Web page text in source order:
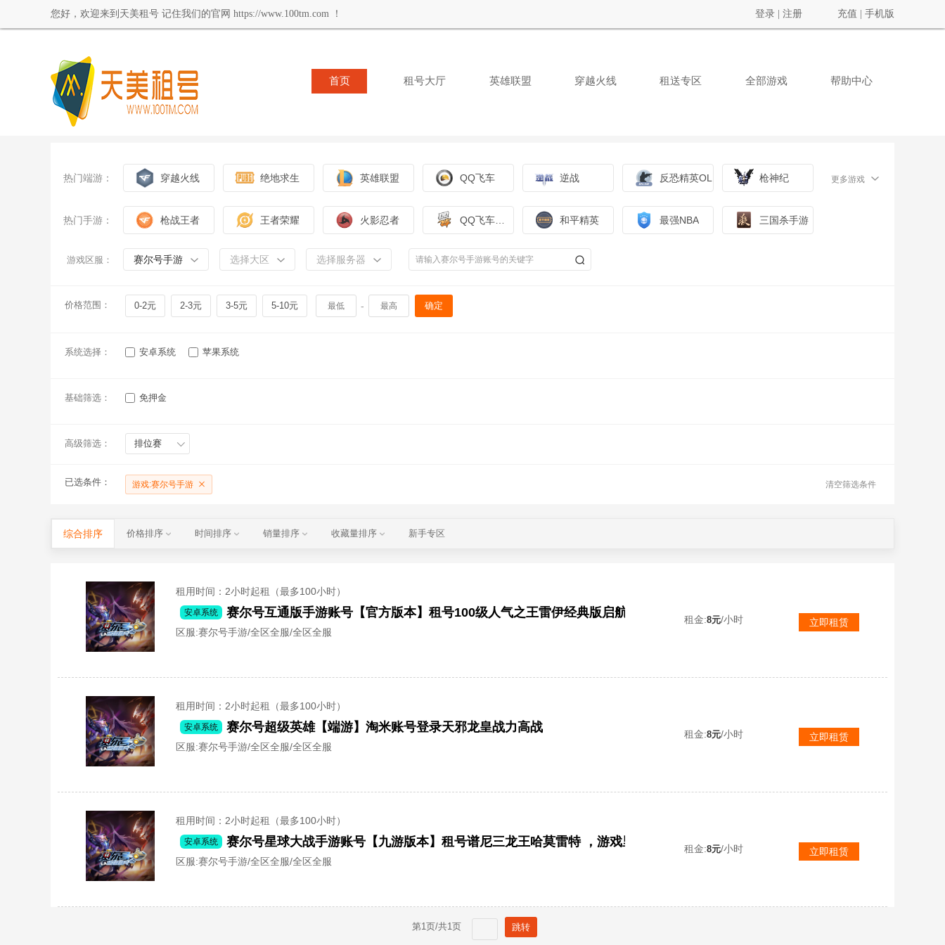
您好，欢迎来到天美租号 记住我们的官网 https://www.100tm.com ！ 登录 注册 充值 手机版
首页 租号大厅 英雄联盟 穿越火线 租送专区 全部游戏 帮助中心
热门端游： 穿越火线 绝地求生 英雄联盟 QQ飞车 逆战 反恐精英OL 枪神纪 更多游戏
热门手游： 枪战王者 王者荣耀 火影忍者 和平精英 最强NBA 三国杀手游
游戏区服： 赛尔号手游 选择大区 选择服务器
价格范围： 0-2元 2-3元 3-5元 5-10元 - 确定
系统选择： 安卓系统 苹果系统
基础筛选： 免押金
高级筛选： 排位赛
已选条件： 游戏:赛尔号手游 清空筛选条件
综合排序 价格排序 时间排序 销量排序 收藏量排序 新手专区
租用时间 ：2小时起租（最多100小时）
安卓系统 赛尔号互通版手游账号【官方版本】租号100级人气之王雷伊经典版启航 10只
区服:赛尔号手游/全区全服/全区全服
租金:8元/小时 立即租赁
租用时间 ：2小时起租（最多100小时）
安卓系统 赛尔号超级英雄【端游】淘米账号登录天邪龙皇战力高战
区服:赛尔号手游/全区全服/全区全服
租金:8元/小时 立即租赁
租用时间 ：2小时起租（最多100小时）
安卓系统 赛尔号星球大战手游账号【九游版本】租号谱尼三龙王哈莫雷特 ，游戏里面切换到账号密码登录
区服:赛尔号手游/全区全服/全区全服
租金:8元/小时 立即租赁
第1 页/共1 页